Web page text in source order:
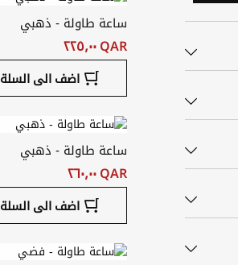
ساعة طاولة - ذهبي
QAR ‏٢٢٥٫٠٠
اضف الى السلة
ساعة طاولة - ذهبي
QAR ‏٢٦٠٫٠٠
اضف الى السلة